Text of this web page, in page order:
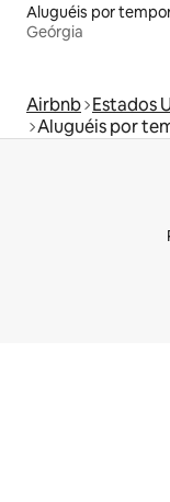
Geórgia
Airbnb Estados
Aluguéis por